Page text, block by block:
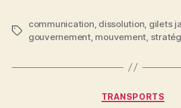
Étiquettes
communication dissolution gilets
gouvernement, mouvement
Catégories
TRANSPORTS